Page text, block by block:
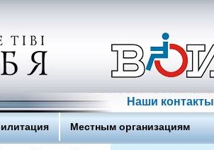
Наши контакты
Местным организациям